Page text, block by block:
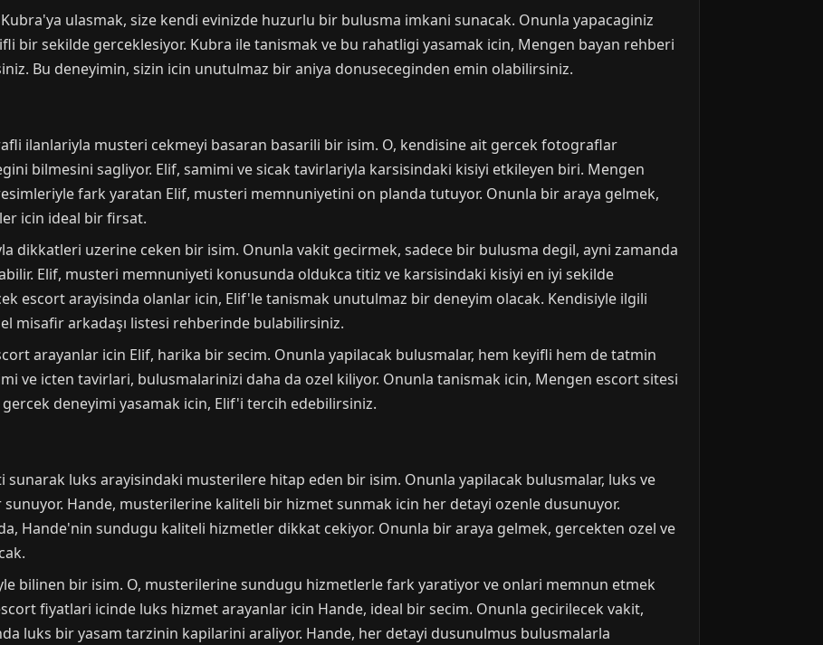
ulasmak, size kendi evinizde huzurlu bir bulusma imkani sunacak. Onunla yapacaginiz
bir sekilde gerceklesiyor. Kubra ile tanismak ve bu rahatligi yasamak icin, Mengen bayan rehberi
Bu deneyimin, sizin icin unutulmaz bir aniya donuseceginden emin olabilirsiniz.
ilanlariyla musteri cekmeyi basaran basarili bir isim. O, kendisine ait gercek fotograflar
bilmesini sagliyor. Elif, samimi ve sicak tavirlariyla karsisindaki kisiyi etkileyen biri. Mengen
fark yaratan Elif, musteri memnuniyetini on planda tutuyor. Onunla bir araya gelmek,
icin ideal bir firsat.
dikkatleri uzerine ceken bir isim. Onunla vakit gecirmek, sadece bir bulusma degil, ayni zamanda
Elif, musteri memnuniyeti konusunda oldukca titiz ve karsisindaki kisiyi en iyi sekilde
escort arayisinda olanlar icin, Elif'le tanismak unutulmaz bir deneyim olacak. Kendisiyle ilgili
misafir arkadaşı listesi rehberinde bulabilirsiniz.
arayanlar icin Elif, harika bir secim. Onunla yapilacak bulusmalar, hem keyifli hem de tatmin
ve icten tavirlari, bulusmalarinizi daha da ozel kiliyor. Onunla tanismak icin, Mengen escort sitesi
deneyimi yasamak icin, Elif'i tercih edebilirsiniz.
sunarak luks arayisindaki musterilere hitap eden bir isim. Onunla yapilacak bulusmalar, luks ve
Hande, musterilerine kaliteli bir hizmet sunmak icin her detayi ozenle dusunuyor.
Hande'nin sundugu kaliteli hizmetler dikkat cekiyor. Onunla bir araya gelmek, gercekten ozel ve
bilinen bir isim. O, musterilerine sundugu hizmetlerle fark yaratiyor ve onlari memnun etmek
fiyatlari icinde luks hizmet arayanlar icin Hande, ideal bir secim. Onunla gecirilecek vakit,
luks bir yasam tarzinin kapilarini araliyor. Hande, her detayi dusunulmus bulusmalarla